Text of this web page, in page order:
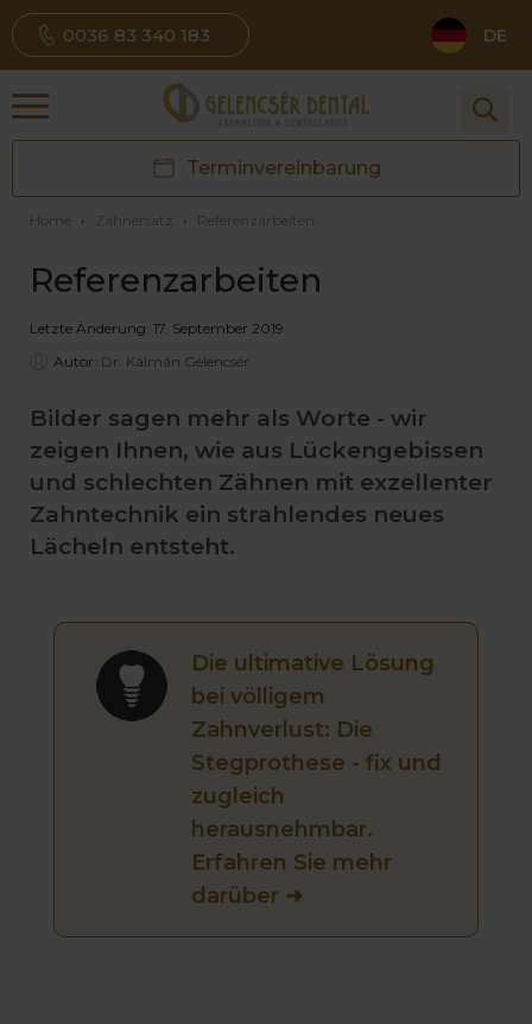
0036 83 340 183 DE
Terminvereinbarung
Home › Zahnersatz › Referenzarbeiten
Referenzarbeiten
Letzte Änderung: 17. September 2019
Autor: Dr. Kálmán Gelencsér
Bilder sagen mehr als Worte - wir
zeigen Ihnen, wie aus Lückengebissen
und schlechten Zähnen mit exzellenter
Zahntechnik ein strahlendes neues
Lächeln entsteht.
Die ultimative Lösung
bei völligem
Zahnverlust: Die
Stegprothese - fix und
zugleich
herausnehmbar.
Erfahren Sie mehr
darüber ➜